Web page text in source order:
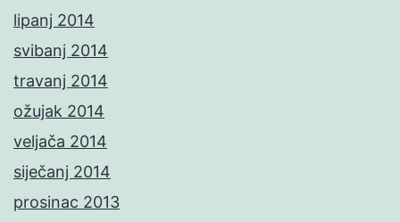
lipanj 2014
svibanj 2014
travanj 2014
ožujak 2014
veljača 2014
siječanj 2014
prosinac 2013